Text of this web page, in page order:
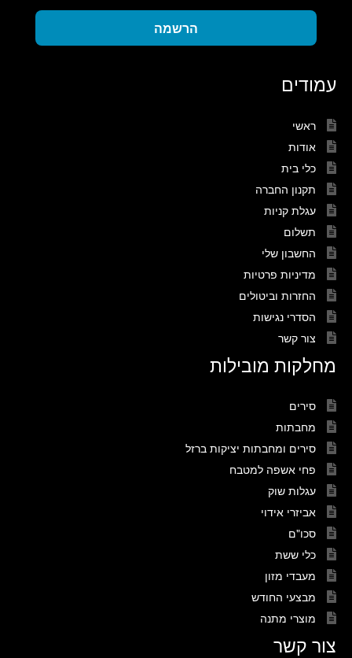
הרשמה
עמודים
ראשי
אודות
כלי בית
תקנון החברה
עגלת קניות
תשלום
החשבון שלי
מדיניות פרטיות
החזרות וביטולים
הסדרי נגישות
צור קשר
מחלקות מובילות
סירים
מחבתות
סירים ומחבתות יציקות ברזל
פחי אשפה למטבח
עגלות שוק
אביזרי אידוי
סכו"ם
כלי ששת
מעבדי מזון
מבצעי החודש
מוצרי מתנה
צור קשר